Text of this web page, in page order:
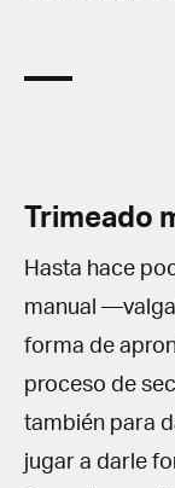
Trimeado
Hasta hace
manual
forma de
proceso de
también para
jugar a darle